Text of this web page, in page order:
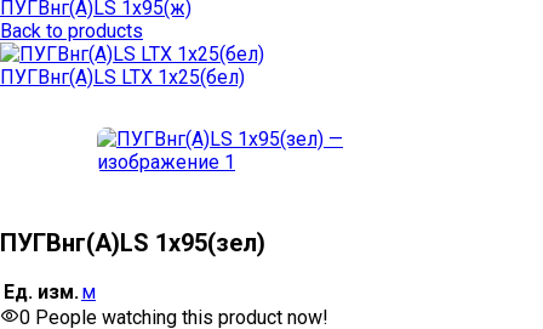
ПУГВнг(А)LS 1х95(ж)
Back to products
ПУГВнг(А)LS LTX 1х25(бел)
ПУГВнг(А)LS 1х95(зел)
Ед. изм.м
0 People watching this product now!